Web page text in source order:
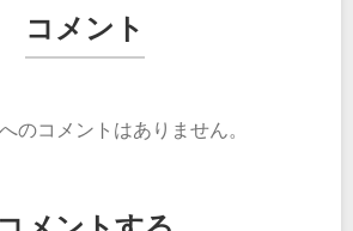
コメント
のコメントはありません。